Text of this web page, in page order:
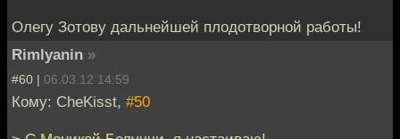
Олегу Зотову дальнейшей плодотворной работы!
Rimlyanin »
#60 | 06.03.12 14:59
Кому: CheKisst, #50